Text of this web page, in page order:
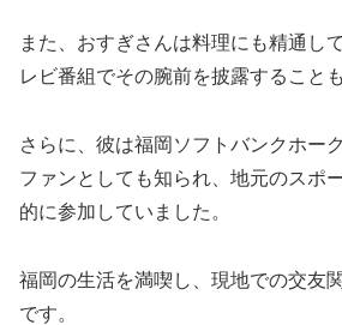
また、おすぎさんは料理にも精通し
レビ番組でその腕前を披露すること
さらに、彼は福岡ソフトバンクホー
ファンとしても知られ、地元のスポ
的に参加していました。
福岡の生活を満喫し、現地での交友
です​。